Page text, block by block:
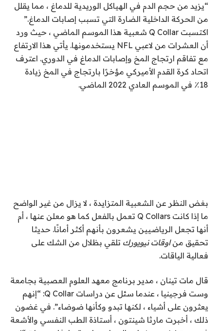
“يزيد من حجم الدم في الهياكل الوريدية للدماغ ، مما يقلل
من الحركة الداخلية الضارة التي تسبب إصابات الدماغ.”
اكتسبت Q Collar شعبية هذا الموسم الماضي ، حيث ورد
أن العشرات من لاعبي NFL يستخدمونها. يأتي هذا الارتفاع
مع تفاقم ارتجاج المخ وإصابات الدماغ في الدوري. اعترف
اتحاد كرة القدم الأميركي مؤخرًا بارتجاج في المخ زيادة
18٪ في الموسم العادي 2022 الماضي.
بغض النظر عن الشعبية المتزايدة ، لا يزال من غير الواضح
ما إذا كانت Q Collars تعمل بالفعل كما هو معلن عنها ، أم
أنها تجعل الرياضيين يشعرون بأنهم أكثر أمانًا. حديثا
تحقيق مناوقات نيويورك تلقي بظلال من الشك على
فعالية الياقات.
قال مات تينان ، مدير برنامج معهد العلوم العصبية بجامعة
وست فرجينيا ، عندما سئل عن دراسات Q Collar: “إنهم
يعثرون على أشياء ، لكنها تبدو وكأنها ضوضاء”. في غضون
ذلك ، أخبرت مارثا شينتون ، أستاذة الطب النفسي والأشعة